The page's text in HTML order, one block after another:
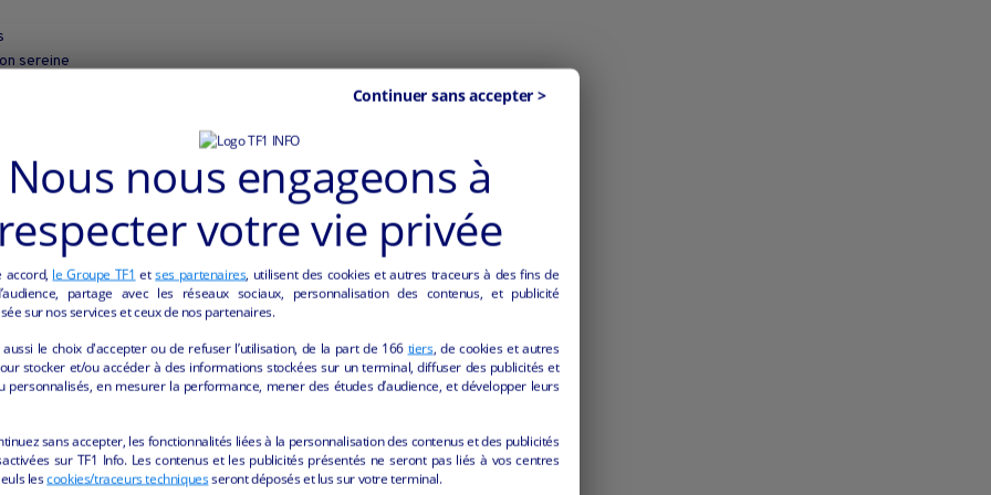
sereine
repreneur sérieux afin d’assurer la continuité de l’activité.
sensible à l’univers de la décoration, du textile et des belles matières.
votre projet.
Nous nous engageons à
respecter votre vie privée
accord, le Groupe TF1 etses partenaires, utilisent des cookies et autres traceurs à des fins de
partage avec les réseaux sociaux, personnalisation des contenus, et publicité
sur nos services et ceux de nos partenaires.
aussi le choix d'accepter ou de refuser l’utilisation, de la part de 166 tiers, de cookies et autres
stocker et/ou accéder à des informations stockées sur un terminal, diffuser des publicités et
personnalisés, en mesurer la performance, mener des études d’audience, et développer leurs
sans accepter, les fonctionnalités liées à la personnalisation des contenus et des publicités
sur TF1 Info. Les contenus et les publicités présentés ne seront pas liés à vos centres
lescookies/traceurs techniquesseront déposés et lus sur votre terminal.
Continuer sans accepter >